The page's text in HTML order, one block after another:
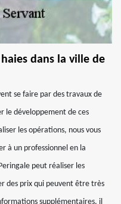
dans la ville de
se faire par des travaux de
le développement de ces
les opérations, nous vous
à un professionnel en la
peut réaliser les
des prix qui peuvent être très
supplémentaires, il